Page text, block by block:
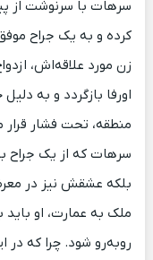
سرهات با سرنوشت از
کرده و به یک جراح
زن مورد علاقه‌اش،
اورفا بازگردد و به
منطقه، تحت فشار قرار
سرهات که از یک جراح
بلکه عشقش نیز در
ملک به عمارت، او باید
روبه‌رو شود. چرا که